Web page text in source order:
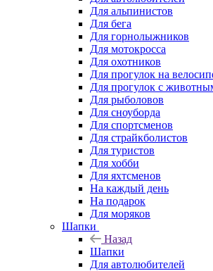
Для альпинистов
Для бега
Для горнолыжников
Для мотокросса
Для охотников
Для прогулок на
Для прогулок с
Для рыболовов
Для сноуборда
Для спортсменов
Для страйкболистов
Для туристов
Для хобби
Для яхтсменов
На каждый день
На подарок
Для моряков
Шапки
Назад
Шапки
Для автолюбителей